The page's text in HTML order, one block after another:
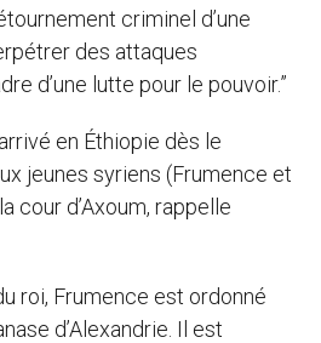
criminel d’une
des attaques
d’une lutte pour le pouvoir.”
en Éthiopie dès le
jeunes syriens (Frumence et
cour d’Axoum, rappelle
roi, Frumence est ordonné
d’Alexandrie. Il est